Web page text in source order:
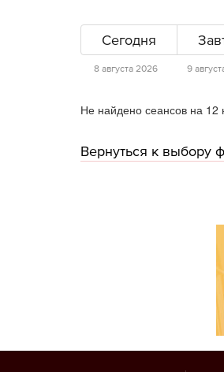
Сегодня
8 августа 2026 9
Не найдено сеансов на 12
Вернуться к выбору